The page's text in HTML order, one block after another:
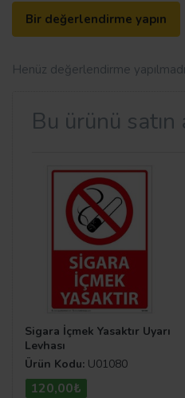
Bir değerlendirme yapın
Henüz değerlendirme
Bu ürünü
Sigara İçmek Yasaktır Uyarı
Levhası
Ürün Kodu: U01080
120,00₺